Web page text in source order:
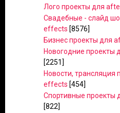
Лого проекты для
Свадебные - слайд
effects [8576]
Бизнес проекты для
Новогодние проекты
[2251]
Новости, трансляция
effects [454]
Спортивные проекты
[822]